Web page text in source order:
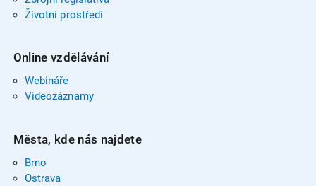
Životní prostředí
Online vzdělávání
Webináře
Videozáznamy
Města, kde nás najdete
Brno
Ostrava